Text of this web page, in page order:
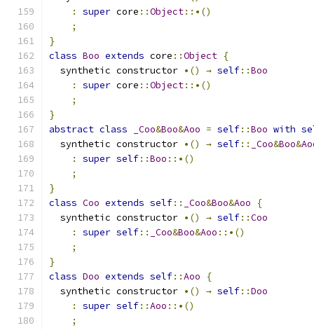
:
super core ::Object::•()
;
}
class Boo extends core ::Object {
  synthetic constructor
•() → self::Boo
:
super core ::Object::•()
;
}
abstract class _Coo&Boo&Aoo = self::Boo with
  synthetic constructor
•() → self:: _Coo&Boo&
:
super self::Boo ::•()
;
}
class Coo extends self:: _Coo&Boo&Aoo
{
  synthetic constructor
•() → self::Coo
:
super self:: _Coo&Boo&Aoo ::•()
;
}
class Doo extends self::Aoo
{
  synthetic constructor
•() → self::Doo
:
super self::Aoo ::•()
;